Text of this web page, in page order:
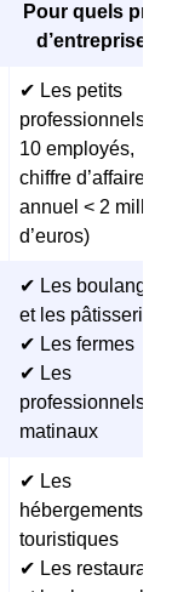
Pour quels
d’entreprises
✔ Les petits
professionnels (<
10 employés,
chiffre d’affaires
annuel < 2
d’euros)
✔ Les
et les pâtisseries
✔ Les fermes
✔ Les
professionnels
matinaux
✔ Les
hébergements
touristiques
✔ Les restaurants